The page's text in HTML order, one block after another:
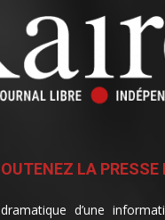
LA PRESSE
d’une